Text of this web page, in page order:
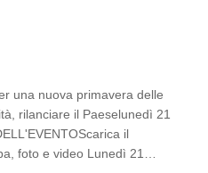
una nuova primavera delle
rilanciare il Paeselunedì 21
il
foto e video Lunedì 21…